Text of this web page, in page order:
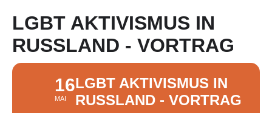
LGBT AKTIVISMUS IN
RUSSLAND - VORTRAG
16
MAI
LGBT AKTIVISMUS IN
RUSSLAND - VORTRAG